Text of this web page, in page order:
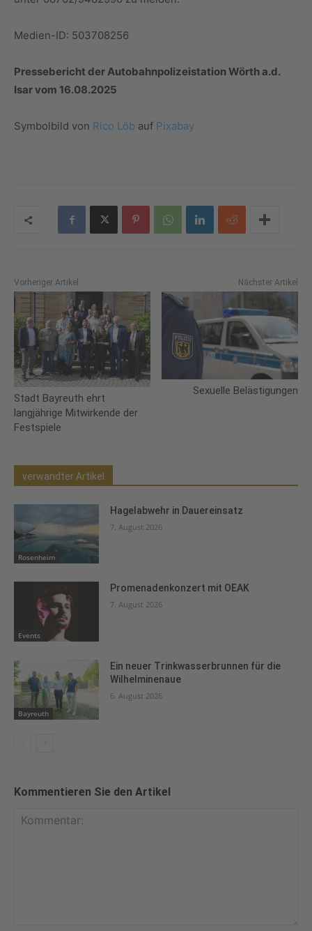
Medien-ID: 503708256
Pressebericht der Autobahnpolizeistation Wörth a.d.
Isar vom 16.08.2025
Symbolbild von Rico Löb auf Pixabay
Vorheriger Artikel
Stadt Bayreuth ehrt
langjährige Mitwirkende der
Festspiele
Nächster Artikel
Sexuelle Belästigungen
verwandter Artikel
Rosenheim
Hagelabwehr in Dauereinsatz
7. August 2026
Events
Promenadenkonzert mit OEAK
7. August 2026
Bayreuth
Ein neuer Trinkwasserbrunnen für die
Wilhelminenaue
6. August 2026
Kommentieren Sie den Artikel